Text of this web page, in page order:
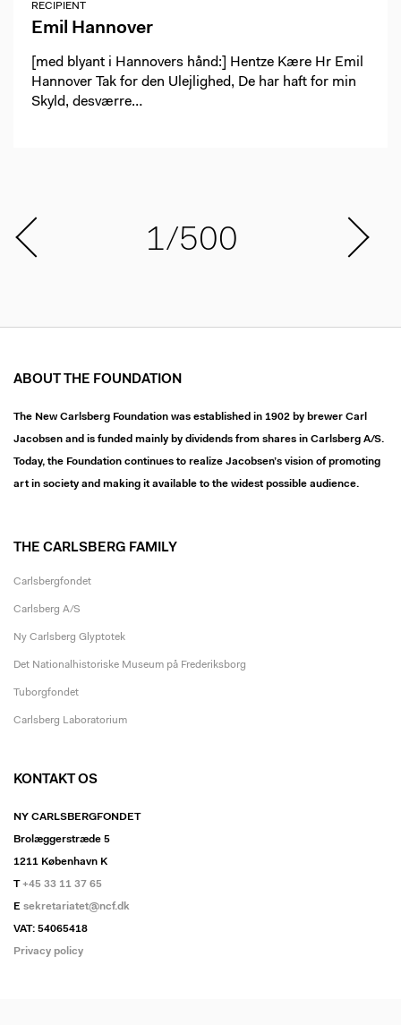
RECIPIENT
Emil Hannover
[med blyant i Hannovers hånd:] Hentze Kære Hr Emil
Hannover Tak for den Ulejlighed, De har haft for min
Skyld, desværre…
1/500
ABOUT THE FOUNDATION
The New Carlsberg Foundation was established in 1902 by brewer Carl
Jacobsen and is funded mainly by dividends from shares in Carlsberg A/S.
Today, the Foundation continues to realize Jacobsen’s vision of promoting
art in society and making it available to the widest possible audience.
THE CARLSBERG FAMILY
Carlsbergfondet
Carlsberg A/S
Ny Carlsberg Glyptotek
Det Nationalhistoriske Museum på Frederiksborg
Tuborgfondet
Carlsberg Laboratorium
KONTAKT OS
NY CARLSBERGFONDET
Brolæggerstræde 5
1211 København K
T+45 33 11 37 65
E sekretariatet@ncf.dk
VAT: 54065418
Privacy policy